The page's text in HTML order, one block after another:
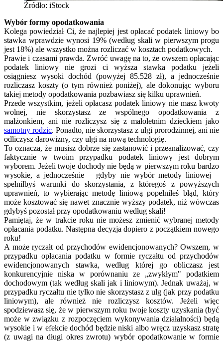
Źródło: iStock
Wybór formy opodatkowania
Kolega powiedział Ci, że najlepiej jest opłacać podatek liniowy bo
stawka wprawdzie wynosi 19% (według skali w pierwszym progu
jest 18%) ale wszystko można rozliczać w kosztach podatkowych.
Prawie i czasami prawda. Zwróć uwagę na to, że owszem opłacając
podatek liniowy nie grozi ci wyższa stawka podatku jeżeli
osiągniesz wysoki dochód (powyżej 85.528 zł), a jednocześnie
rozliczasz koszty (o tym również poniżej), ale dokonując wyboru
takiej metody opodatkowania pozbawiasz się kilku uprawnień.
Przede wszystkim, jeżeli opłacasz podatek liniowy nie masz kwoty
wolnej, nie skorzystasz ze wspólnego opodatkowania z
małżonkiem, ani nie rozliczysz się z małoletnim dzieckiem jako
samotny rodzic. Ponadto, nie skorzystasz z ulgi prorodzinnej, ani nie
odliczysz darowizny, czy ulgi na nową technologię.
To oznacza, że musisz dobrze się zastanowić i przeanalizować, czy
faktycznie w twoim przypadku podatek liniowy jest dobrym
wyborem. Jeżeli twoje dochody nie będą w pierwszym roku bardzo
wysokie, a jednocześnie – gdyby nie wybór metody liniowej –
spełniłbyś warunki do skorzystania, z któregoś z powyższych
uprawnień, to wybierając metodę liniową popełniłeś błąd, który
może kosztować się nawet znacznie wyższy podatek, niż wówczas
gdybyś pozostał przy opodatkowaniu według skali!
Pamiętaj, że w trakcie roku nie możesz zmienić wybranej metody
opłacania podatku. Następna decyzja dopiero z początkiem nowego
roku!
A może ryczałt od przychodów ewidencjonowanych? Owszem, w
przypadku opłacania podatku w formie ryczałtu od przychodów
ewidencjonowanych stawka, według której go obliczasz jest
konkurencyjnie niska w porównaniu ze „zwykłym" podatkiem
dochodowym (tak według skali jak i liniowym). Jednak uważaj, w
przypadku ryczałtu nie tylko nie skorzystasz z ulg (jak przy podatku
liniowym), ale również nie rozliczysz kosztów. Jeżeli więc
spodziewasz się, że w pierwszym roku twoje koszty uzyskania (być
może w związku z rozpoczęciem wykonywania działalności) będą
wysokie i w efekcie dochód będzie niski albo wręcz uzyskasz stratę
(z uwagi na długi okres zwrotu) wybór opodatkowanie w formie